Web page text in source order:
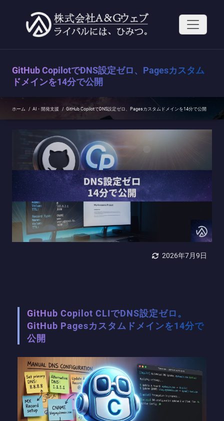
へ
GitHub CopilotでDNS設定ゼロ、Pagesカスタム
ドメインを14分で公開
ホーム / AI・開発支援 / GitHub CopilotでDNS設定ゼロ、Pagesカスタムドメインを14分で公開
2026年7月9日
GitHub Copilot CLIでDNS設定ゼロ。
GitHub Pagesカスタムドメインを14分で
公開